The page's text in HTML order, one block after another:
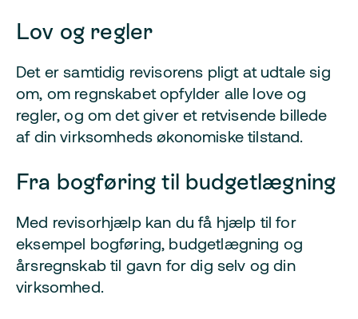
Lov og regler
Det er samtidig revisorens pligt at udtale sig
om, om regnskabet opfylder alle love og
regler, og om det giver et retvisende billede
af din virksomheds økonomiske tilstand.
Fra bogføring til budgetlægning
Med revisorhjælp kan du få hjælp til for
eksempel bogføring, budgetlægning og
årsregnskab til gavn for dig selv og din
virksomhed.